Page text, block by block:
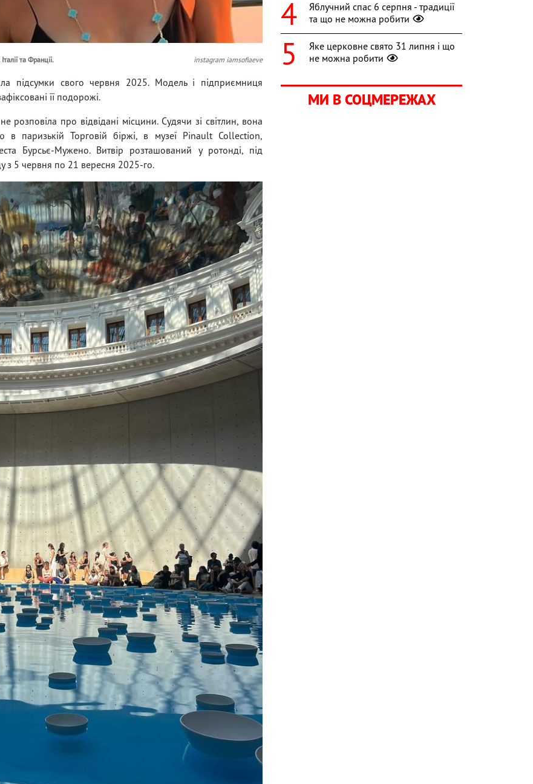
та Франції. instagram iamsofiaeve
підсумки свого червня 2025. Модель і підприємниця
її подорожі.
про відвідані місцини. Судячи зі світлин, вона
в паризькій Торговій біржі, в музеї Pinault Collection,
Бурсьє-Мужено. Витвір розташований у ротонді, під
з 5 червня по 21 вересня 2025-го.
Яблучний спас 6 серпня - традиції
та що не можна робити
Яке церковне свято 31 липня і що
не можна робити
МИ В СОЦМЕРЕЖАХ